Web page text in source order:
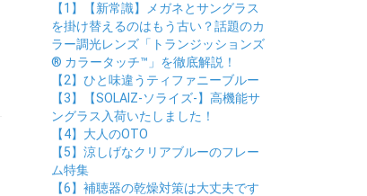
【1】【新常識】メガネとサングラス
を掛け替えるのはもう古い？話題のカ
ラー調光レンズ「トランジッションズ
® カラータッチ™」を徹底解説！
【2】ひと味違うティファニーブルー
【3】【SOLAIZ-ソライズ-】高機能サ
ングラス入荷いたしました！
【4】大人のOTO
【5】涼しげなクリアブルーのフレー
ム特集
【6】補聴器の乾燥対策は大丈夫です